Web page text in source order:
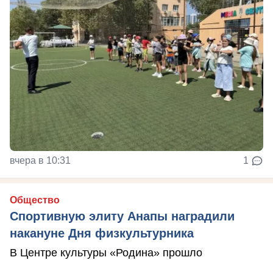
вчера в 10:31 1
Общество
Спортивную элиту Анапы наградили
накануне Дня физкультурника
В Центре культуры «Родина» прошло